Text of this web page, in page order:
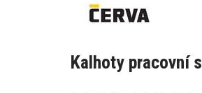
Kalhoty pracovní